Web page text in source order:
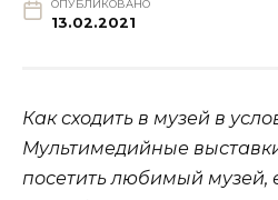
ОПУБЛИКОВАНО
13.02.2021
Как сходить в музей в
Мультимедийные
посетить любимый музей,